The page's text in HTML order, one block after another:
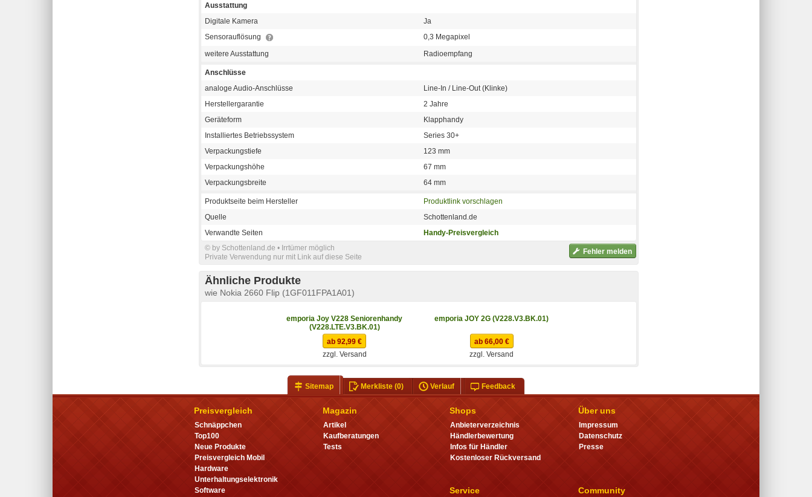
Ausstattung
Digitale Kamera
Ja
Sensorauflösung
0,3 Megapixel
weitere Ausstattung
Radioempfang
Anschlüsse
analoge Audio-Anschlüsse
Line-In / Line-Out (Klinke)
Herstellergarantie
2 Jahre
Geräteform
Klapphandy
Installiertes Betriebssystem
Series 30+
Verpackungstiefe
123 mm
Verpackungshöhe
67 mm
Verpackungsbreite
64 mm
Produktseite beim Hersteller
Produktlink vorschlagen
Quelle
Schottenland.de
Verwandte Seiten
Handy-Preisvergleich
Fehler melden
© by Schottenland.de • Irrtümer möglich
Private Verwendung nur mit Link auf diese Seite
Ähnliche Produkte
wie Nokia 2660 Flip (1GF011FPA1A01)
emporia Joy V228 Seniorenhandy
(V228.LTE.V3.BK.01)
emporia JOY 2G (V228.V3.BK.01)
ab 92,99 €
zzgl. Versand
ab 66,00 €
zzgl. Versand
Sitemap Merkliste(0) Verlauf Feedback
Preisvergleich
Schnäppchen
Top100
Neue Produkte
Preisvergleich Mobil
Hardware
Unterhaltungselektronik
Software
Magazin
Artikel
Kaufberatungen
Tests
Shops
Anbieterverzeichnis
Händlerbewertung
Infos für Händler
Kostenloser Rückversand
Service
Über uns
Impressum
Datenschutz
Presse
Community